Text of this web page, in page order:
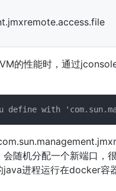
的性能时，通过
随机分配一个新端口，
进程运行在docker容